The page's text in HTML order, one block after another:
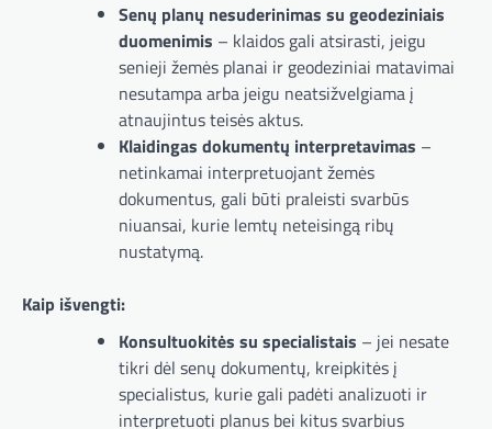
Senų planų nesuderinimas su geodeziniais
duomenimis – klaidos gali atsirasti, jeigu
senieji žemės planai ir geodeziniai matavimai
nesutampa arba jeigu neatsižvelgiama į
atnaujintus teisės aktus.
Klaidingas dokumentų interpretavimas –
netinkamai interpretuojant žemės
dokumentus, gali būti praleisti svarbūs
niuansai, kurie lemtų neteisingą ribų
nustatymą.
Kaip išvengti:
Konsultuokitės su specialistais – jei nesate
tikri dėl senų dokumentų, kreipkitės į
specialistus, kurie gali padėti analizuoti ir
interpretuoti planus bei kitus svarbius